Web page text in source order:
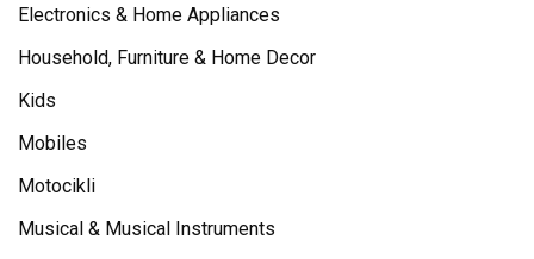
Electronics & Home Appliances
Household, Furniture & Home Decor
Kids
Mobiles
Motocikli
Musical & Musical Instruments